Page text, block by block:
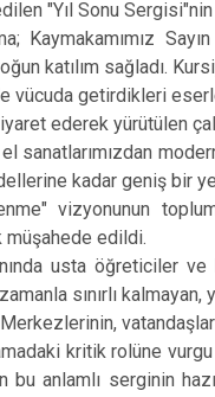
"Yıl Sonu
Sayın
katılım sağladı.
vücuda getirdikleri
ederek yürütülen
modern
kadar geniş bir
vizyonunun
edildi.
usta öğreticiler ve
sınırlı
kritik rolüne
bu anlamlı serginin